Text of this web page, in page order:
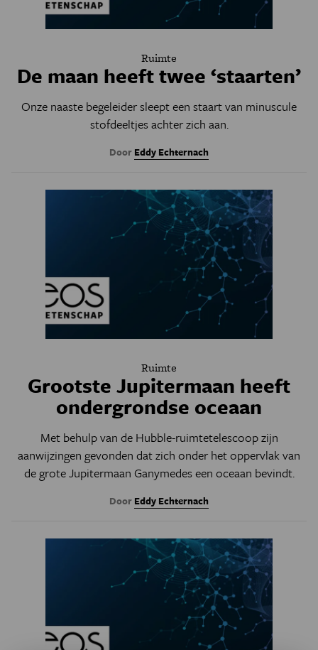
Ruimte
De maan heeft twee ‘staarten’
Onze naaste begeleider sleept een staart van minuscule
stofdeeltjes achter zich aan.
Door Eddy Echternach
Ruimte
Grootste Jupitermaan heeft
ondergrondse oceaan
Met behulp van de Hubble-ruimtetelescoop zijn
aanwijzingen gevonden dat zich onder het oppervlak van
de grote Jupitermaan Ganymedes een oceaan bevindt.
Door Eddy Echternach